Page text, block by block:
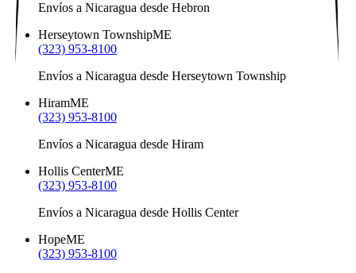
Envíos a Nicaragua desde Hebron
Herseytown TownshipME
(323) 953-8100
Envíos a Nicaragua desde Herseytown Township
HiramME
(323) 953-8100
Envíos a Nicaragua desde Hiram
Hollis CenterME
(323) 953-8100
Envíos a Nicaragua desde Hollis Center
HopeME
(323) 953-8100